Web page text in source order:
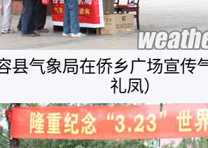
县气象局在侨乡广场宣传
礼凤）